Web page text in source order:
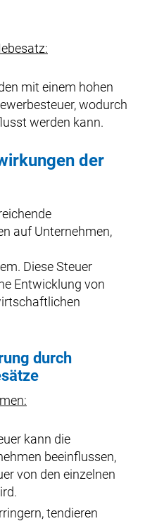
mit einem hohen
wodurch
werden kann.
der
auf Unternehmen,
Diese Steuer
Entwicklung von
durch
kann die
beeinflussen,
von den einzelnen
tendieren